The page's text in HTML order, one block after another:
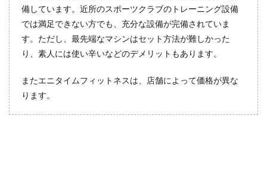
備しています。近所のスポーツクラブのトレーニング設備
では満足できない方でも、充分な設備が完備されていま
す。ただし、最先端なマシンはセット方法が難しかった
り、素人には使い辛いなどのデメリットもあります。
またエニタイムフィットネスは、店舗によって価格が異な
ります。